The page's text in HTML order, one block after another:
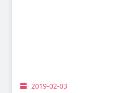
2019-02-03